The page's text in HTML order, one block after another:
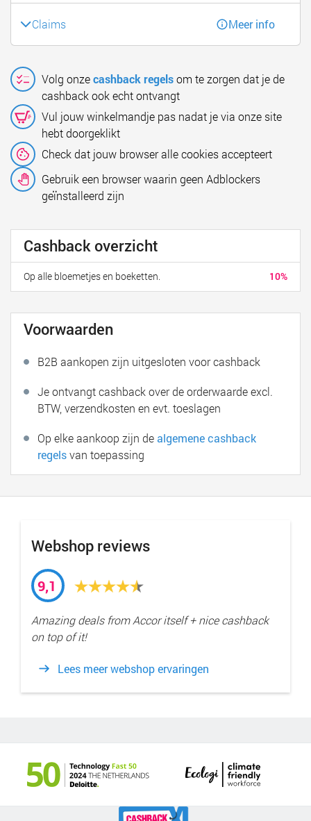
Claims Meer info
Volg onzecashback regelsom te zorgen dat je de
cashback ook echt ontvangt
Vul jouw winkelmandje pas nadat je via onze site
hebt doorgeklikt
Check dat jouw browser alle cookies accepteert
Gebruik een browser waarin geen Adblockers
geïnstalleerd zijn
Cashback overzicht
10%
Op alle bloemetjes en boeketten.
Voorwaarden
B2B aankopen zijn uitgesloten voor cashback
Je ontvangt cashback over de orderwaarde excl.
BTW, verzendkosten en evt. toeslagen
Op elke aankoop zijn dealgemene cashback
regelsvan toepassing
Webshop reviews
9,1
Amazing deals from Accor itself + nice cashback
on top of it!
Lees meer webshop ervaringen